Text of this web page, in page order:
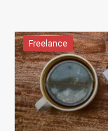
Freelance